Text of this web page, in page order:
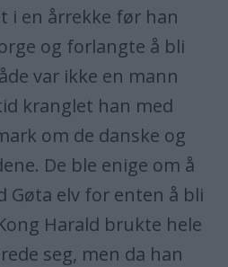
i en årrekke før han
og forlangte å bli
var ikke en mann
kranglet han med
om de danske og
De ble enige om å
Gøta elv for enten å bli
Harald brukte hele
seg, men da han